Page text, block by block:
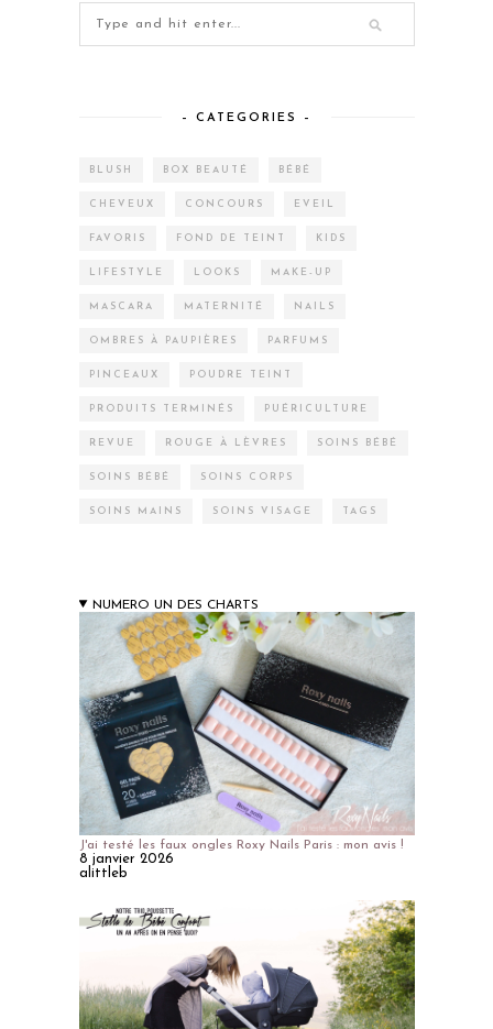
– CATEGORIES –
BLUSH BOX BEAUTÉ BÉBÉ
CHEVEUX CONCOURS EVEIL
FAVORIS FOND DE TEINT KIDS
LIFESTYLE LOOKS MAKE-UP
MASCARA MATERNITÉ NAILS
OMBRES À PAUPIÈRES PARFUMS
PINCEAUX POUDRE TEINT
PRODUITS TERMINÉS PUÉRICULTURE
REVUE ROUGE À LÈVRES SOINS BÉBÉ
SOINS BÉBÉ SOINS CORPS
SOINS MAINS SOINS VISAGE TAGS
NUMERO UN DES CHARTS
J'ai testé les faux ongles Roxy Nails Paris : mon avis !
8 janvier 2026
alittleb